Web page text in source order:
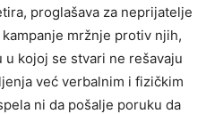
proglašava za neprijatelje
mržnje protiv njih,
kojoj se stvari ne rešavaju
već verbalnim i fizičkim
ni da pošalje poruku da